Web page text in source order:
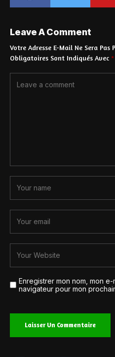
Leave A Comment
Votre Adresse E-Mail Ne Sera Pas
Obligatoires Sont Indiqués Avec *
Enregistrer mon nom, mon
navigateur pour mon